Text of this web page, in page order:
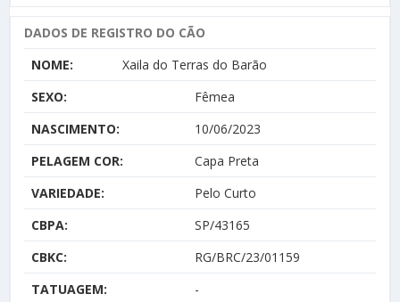
DADOS DE REGISTRO DO CÃO
NOME:
Xaila do Terras do Barão
SEXO:
Fêmea
NASCIMENTO:
10/06/2023
PELAGEM COR:
Capa Preta
VARIEDADE:
Pelo Curto
CBPA:
SP/43165
CBKC:
RG/BRC/23/01159
TATUAGEM:
-